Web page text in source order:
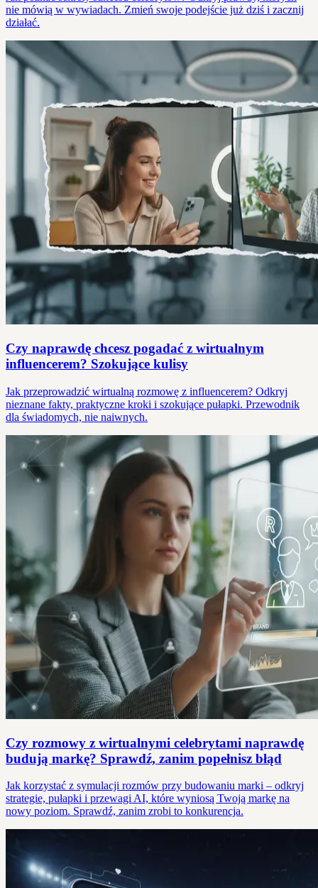
nie mówią w wywiadach. Zmień swoje podejście już dziś i zacznij
działać.
Czy naprawdę chcesz pogadać z wirtualnym
influencerem? Szokujące kulisy
Jak przeprowadzić wirtualną rozmowę z influencerem? Odkryj
nieznane fakty, praktyczne kroki i szokujące pułapki. Przewodnik
dla świadomych, nie naiwnych.
Czy rozmowy z wirtualnymi celebrytami naprawdę
budują markę? Sprawdź, zanim popełnisz błąd
Jak korzystać z symulacji rozmów przy budowaniu marki – odkryj
strategie, pułapki i przewagi AI, które wyniosą Twoją markę na
nowy poziom. Sprawdź, zanim zrobi to konkurencja.